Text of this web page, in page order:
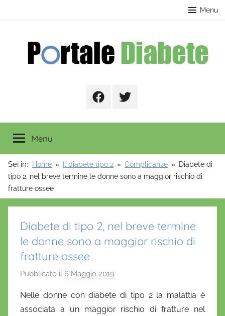
Menu
FacebookTwitter
Menu
Sei in: Home Il diabete tipo 2 Complicanze
Diabete di
tipo 2, nel breve termine le donne sono a maggior rischio di
fratture ossee
Diabete di tipo 2, nel breve termine
le donne sono a maggior rischio di
fratture ossee
Pubblicato il 6 Maggio 2019
D
Nelle donne con diabete di tipo 2 la malattia è
associata a un maggior rischio di fratture nel